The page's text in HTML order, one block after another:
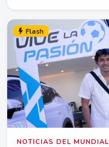
Flash
NOTICIAS DEL MUNDIAL